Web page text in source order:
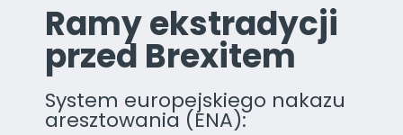
Ramy ekstradycji
przed Brexitem
System europejskiego nakazu
aresztowania (ENA):